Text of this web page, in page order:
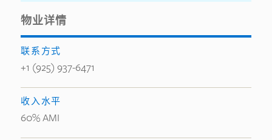
物业详情
联系方式
+1 (925) 937-6471
收入水平
60% AMI